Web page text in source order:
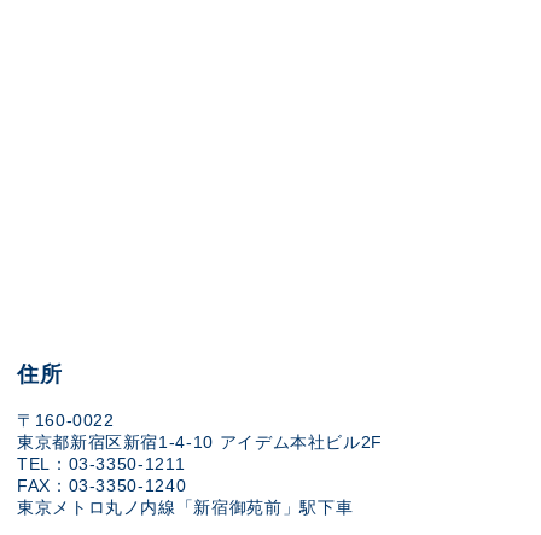
住所
〒160-0022
東京都新宿区新宿1-4-10 アイデム本社ビル2F
TEL：03-3350-1211
FAX：03-3350-1240
東京メトロ丸ノ内線「新宿御苑前」駅下車